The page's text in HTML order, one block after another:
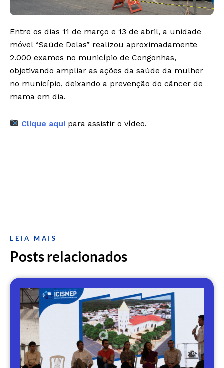
Entre os dias 11 de março e 13 de abril, a unidade
móvel “Saúde Delas” realizou aproximadamente
2.000 exames no município de Congonhas,
objetivando ampliar as ações da saúde da mulher
no município, deixando a prevenção do câncer de
mama em dia.
Clique aqui para assistir o vídeo.
LEIA MAIS
Posts relacionados